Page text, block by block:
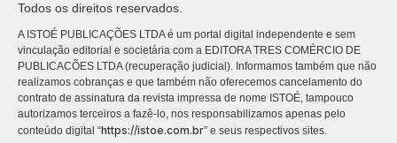
Todos os direitos reservados.
A ISTOÉ PUBLICAÇÕES LTDA é um portal digital independente e sem
vinculação editorial e societária com a EDITORA TRES COMÉRCIO DE
PUBLICACÕES LTDA (recuperação judicial). Informamos também que não
realizamos cobranças e que também não oferecemos cancelamento do
contrato de assinatura da revista impressa de nome ISTOÉ, tampouco
autorizamos terceiros a fazê-lo, nos responsabilizamos apenas pelo
conteúdo digital “https://istoe.com.br” e seus respectivos sites.